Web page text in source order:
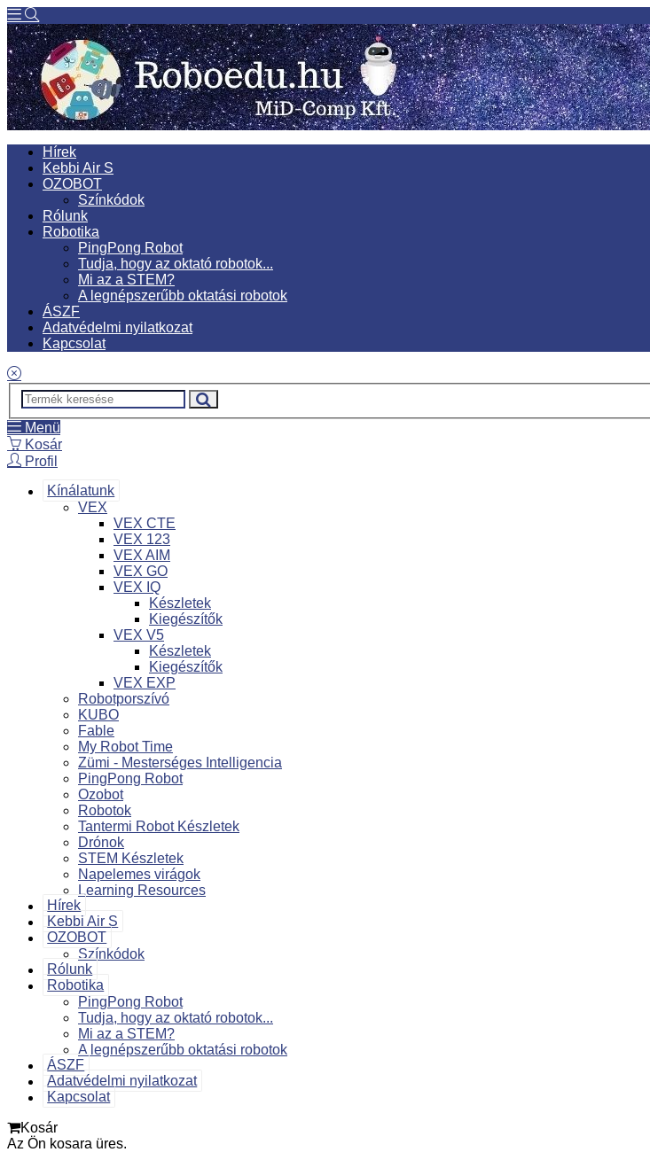
Hírek
Kebbi Air S
OZOBOT
Színkódok
Rólunk
Robotika
PingPong Robot
Tudja, hogy az oktató robotok...
Mi az a STEM?
A legnépszerűbb oktatási robotok
ÁSZF
Adatvédelmi nyilatkozat
Kapcsolat
Menü
Kosár
Profil
Kínálatunk
VEX
VEX CTE
VEX 123
VEX AIM
VEX GO
VEX IQ
Készletek
Kiegészítők
VEX V5
Készletek
Kiegészítők
VEX EXP
Robotporszívó
KUBO
Fable
My Robot Time
Zümi - Mesterséges Intelligencia
PingPong Robot
Ozobot
Robotok
Tantermi Robot Készletek
Drónok
STEM Készletek
Napelemes virágok
Learning Resources
Hírek
Kebbi Air S
OZOBOT
Színkódok
Rólunk
Robotika
PingPong Robot
Tudja, hogy az oktató robotok...
Mi az a STEM?
A legnépszerűbb oktatási robotok
ÁSZF
Adatvédelmi nyilatkozat
Kapcsolat
Kosár
Az Ön kosara üres.